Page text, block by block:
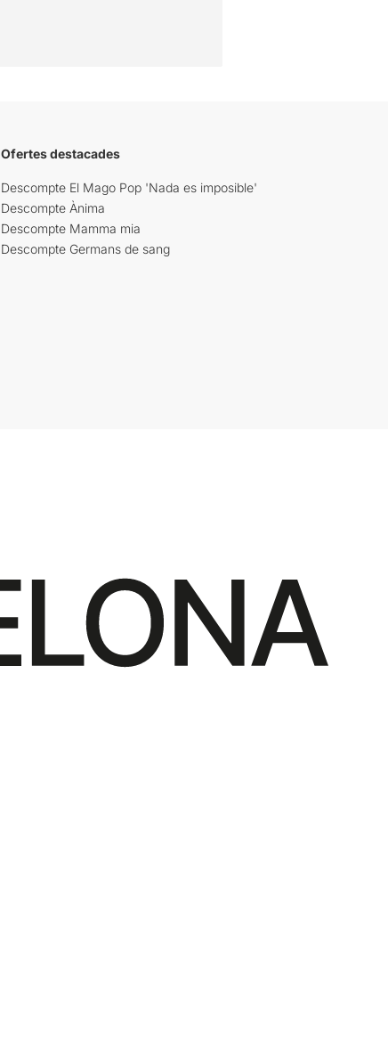
Ofertes destacades
Descompte El Mago Pop 'Nada es imposible'
Descompte Ànima
Descompte Mamma mia
Descompte Germans de sang